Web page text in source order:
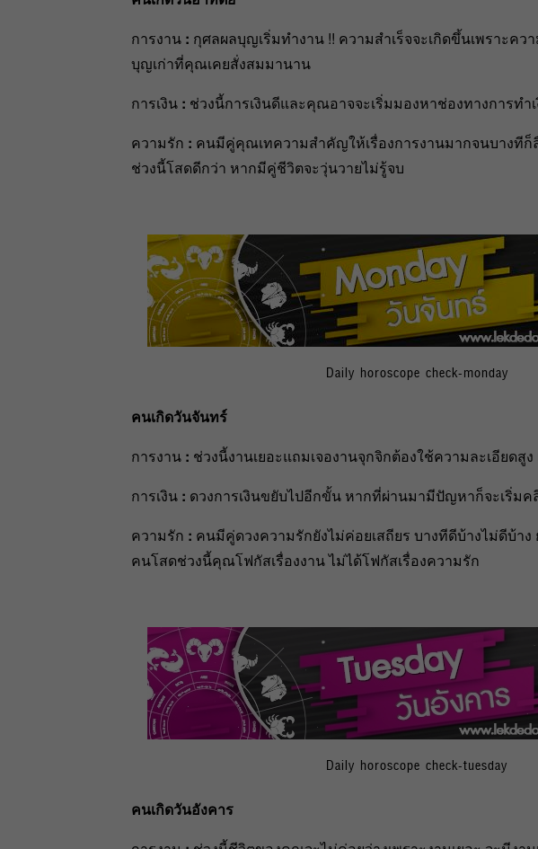
การงาน : กุศลผลบุญเริ่มทำงาน !! ความสำเร็จจะเกิดขึ้นเพราะคว
บุญเก่าที่คุณเคยสั่งสมมานาน
การเงิน : ช่วงนี้การเงินดีและคุณอาจจะเริ่มมองหาช่องทางการทำ
ความรัก : คนมีคู่คุณเทความสำคัญให้เรื่องการงานมากจนบางที
ช่วงนี้โสดดีกว่า หากมีคู่ชีวิตจะวุ่นวายไม่รู้จบ
Daily horoscope check-monday
คนเกิดวันจันทร์
การงาน : ช่วงนี้งานเยอะแถมเจองานจุกจิกต้องใช้ความละเอียดสู
การเงิน : ดวงการเงินขยับไปอีกขั้น หากที่ผ่านมามีปัญหาก็จะเริ่ม
ความรัก : คนมีคู่ดวงความรักยังไม่ค่อยเสถียร บางทีดีบ้างไม่ดีบ้าง
คนโสดช่วงนี้คุณโฟกัสเรื่องงาน ไม่ได้โฟกัสเรื่องความรัก
Daily horoscope check-tuesday
คนเกิดวันอังคาร